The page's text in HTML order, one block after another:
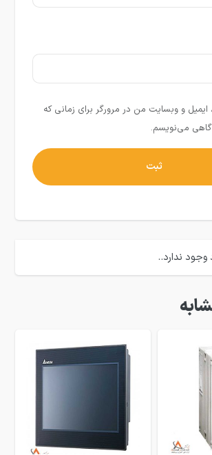
ایمیل و وبسایت من در مرورگر برای زمانی که
می‌نویسم.
ندارد..